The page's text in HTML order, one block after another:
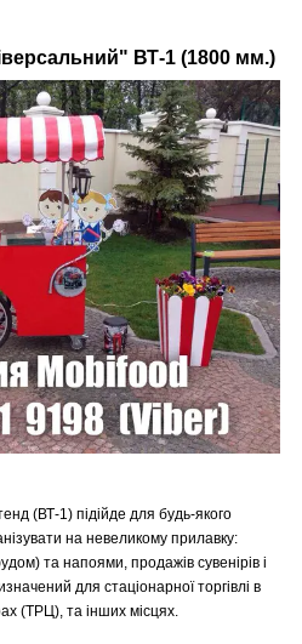
ВТ-1 (1800 мм.)
(ВТ-1) підійде для будь-якого
на невеликому прилавку:
та напоями, продажів сувенірів і
для стаціонарної торгівлі в
(ТРЦ), та інших місцях.